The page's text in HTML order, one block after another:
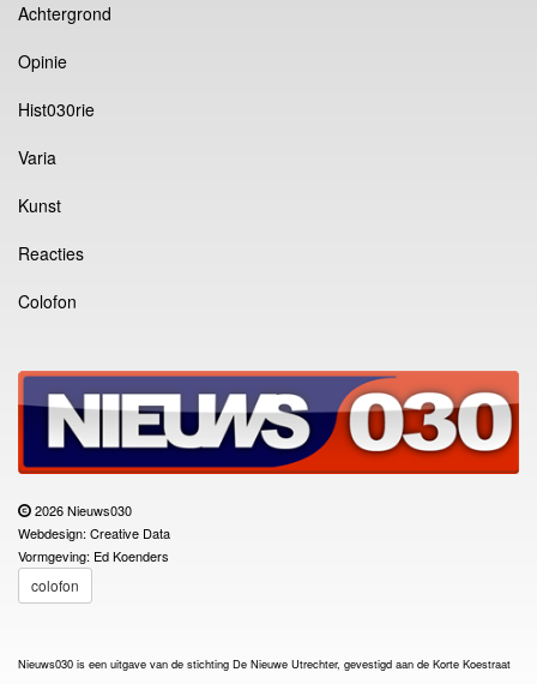
Achtergrond
Opinie
Hist030rie
Varia
Kunst
Reacties
Colofon
2026 Nieuws030
Webdesign: Creative Data
Vormgeving: Ed Koenders
colofon
Nieuws030 is een uitgave van de stichting De Nieuwe Utrechter, gevestigd aan de Korte Koestraat